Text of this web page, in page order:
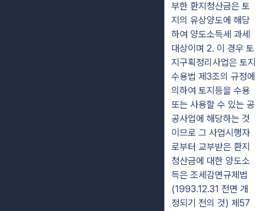
부한 환지청산금은 토
지의 유상양도에 해당
하여 양도소득세 과세
대상이며 2. 이 경우 토
지구획정리사업은 토지
수용법 제3조의 규정에
의하여 토지등을 수용
또는 사용할 수 있는 공
공사업에 해당하는 것
이므로 그 사업시행자
로부터 교부받은 환지
청산금에 대한 양도소
득은 조세감면규제법
(1993.12.31 전면 개
정되기 전의 것) 제57